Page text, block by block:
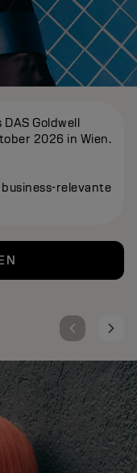
Goldwell
2026 in Wien.
relevante